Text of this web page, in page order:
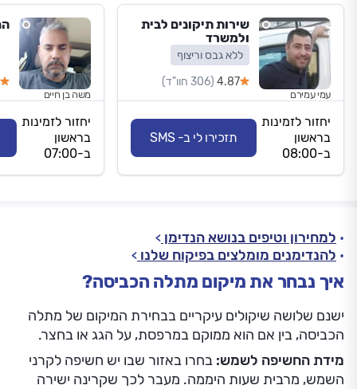
שירות תיקונים לבית
ולמשרד
ללא גבס וריצוף
4.87 (306 חוו"ד)
עמי עמירם
יחזור לזמינות
בראשון
ב-08:00
תזכירו לי ב- SMS
משה בן חיים
יחזור לזמינות
בראשון
ב-07:00
למחירון וטיפים בנושא הנדימן
להנדימנים מומלצים בפיקוח שלנו
איך נבחר את מיקום מתלה הכביסה?
ישנם שלושה שיקולים עיקריים בבחירת המיקום של מתלה
הכביסה, בין אם הוא ממוקם במרפסת, על הגג או בחצר.
מידת החשיפה לשמש: בחרו באזור שבו יש חשיפה לקרני
השמש, מרבית שעות היממה. מעבר לכך שקרינה ישירה